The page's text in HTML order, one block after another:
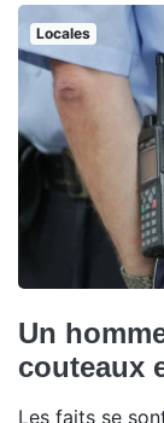
Locales
Un
couteaux
Les faits se